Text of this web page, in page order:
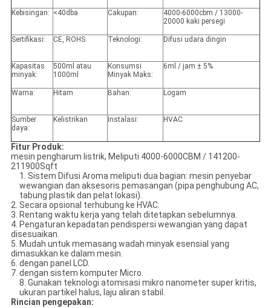
Kebisingan: <40dba Cakupan:
4000-6000cbm / 13000-
20000 kaki persegi
Sertifikasi: CE, ROHS Teknologi: Difusi udara dingin
Kapasitas
minyak:
500ml atau
1000ml
Konsumsi
Minyak Maks:
6ml / jam ± 5%
Warna: Hitam Bahan: Logam
Sumber
daya:
Kelistrikan Instalasi: HVAC
Fitur Produk:
mesin pengharum listrik, Meliputi 4000-6000CBM / 141200-
211900Sqft
1. Sistem Difusi Aroma meliputi dua bagian: mesin penyebar
wewangian dan aksesoris pemasangan (pipa penghubung AC,
tabung plastik dan pelat lokasi).
2. Secara opsional terhubung ke HVAC.
3. Rentang waktu kerja yang telah ditetapkan sebelumnya.
4. Pengaturan kepadatan pendispersi wewangian yang dapat
disesuaikan.
5. Mudah untuk memasang wadah minyak esensial yang
dimasukkan ke dalam mesin.
6. dengan panel LCD.
7. dengan sistem komputer Micro.
8. Gunakan teknologi atomisasi mikro nanometer super kritis,
ukuran partikel halus, laju aliran stabil.
Rincian pengepakan: